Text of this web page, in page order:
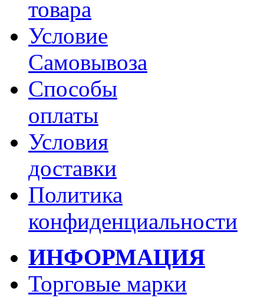
товара
Условие
Самовывоза
Способы
оплаты
Условия
доставки
Политика
конфиденциальности
ИНФОРМАЦИЯ
Торговые марки